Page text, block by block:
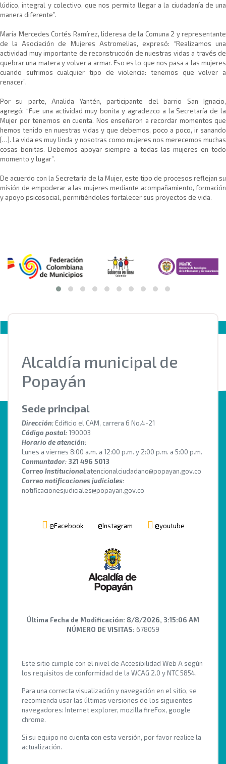
lúdico, integral y colectivo, que nos permita llegar a la ciudadanía de una
manera diferente”.
María Mercedes Cortés Ramírez, lideresa de la Comuna 2 y representante
de la Asociación de Mujeres Astromelias, expresó: “Realizamos una
actividad muy importante de reconstrucción de nuestras vidas a través de
quebrar una matera y volver a armar. Eso es lo que nos pasa a las mujeres
cuando sufrimos cualquier tipo de violencia: tenemos que volver a
renacer”.
Por su parte, Analida Yantén, participante del barrio San Ignacio,
agregó: “Fue una actividad muy bonita y agradezco a la Secretaría de la
Mujer por tenernos en cuenta. Nos enseñaron a recordar momentos que
hemos tenido en nuestras vidas y que debemos, poco a poco, ir sanando
[…]. La vida es muy linda y nosotras como mujeres nos merecemos muchas
cosas bonitas. Debemos apoyar siempre a todas las mujeres en todo
momento y lugar”.
De acuerdo con la Secretaría de la Mujer, este tipo de procesos reflejan su
misión de empoderar a las mujeres mediante acompañamiento, formación
y apoyo psicosocial, permitiéndoles fortalecer sus proyectos de vida.
Alcaldía municipal de
Popayán
Sede principal
Dirección: Edificio el CAM, carrera 6 No.4-21
Código postal:190003
Horario de atención:
Lunes a viernes 8:00 a.m. a 12:00 p.m. y 2:00 p.m. a 5:00 p.m.
Conmuntador: 321 496 5013
Correo Institucional:atencionalciudadano@popayan.gov.co
Correo notificaciones judiciales:
notificacionesjudiciales@popayan.gov.co
@Facebook @Instagram @youtube
Última Fecha de Modificación: 8/8/2026, 3:15:06 AM
NÚMERO DE VISITAS: 678059
Este sitio cumple con el nivel de Accesibilidad Web A según
los requisitos de conformidad de la WCAG 2.0 y NTC 5854.
Para una correcta visualización y navegación en el sitio, se
recomienda usar las últimas versiones de los siguientes
navegadores: Internet explorer, mozilla fireFox, google
chrome.
Si su equipo no cuenta con esta versión, por favor realice la
actualización.